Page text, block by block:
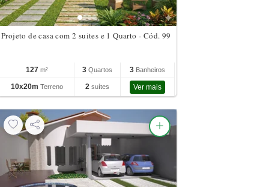
Projeto de casa com 2 suites e 1 Quarto - Cód. 99
127 m² 3 Quartos 3 Banheiros
10x20m Terreno 2 suítes Ver mais